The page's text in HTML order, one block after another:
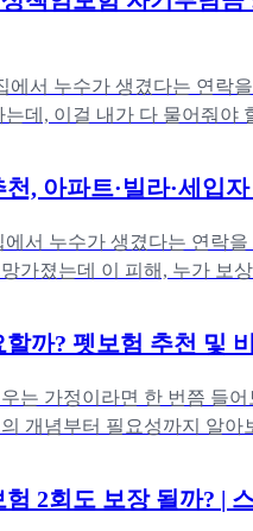
에서 누수가 생겼다는 연락
는데, 이걸 내가 다 물어줘야
, 아파트·빌라·세입
에서 누수가 생겼다는 연락
가졌는데 이 피해, 누가 보
까? 펫보험 추천 및
는 가정이라면 한 번쯤 들
개념부터 필요성까지 알아
2회도 보장 될까? |